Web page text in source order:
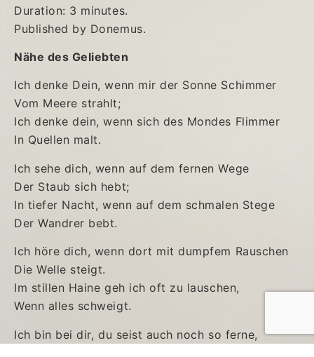
Duration: 3 minutes.
Published by Donemus.
Nähe des Geliebten
Ich denke Dein, wenn mir der Sonne Schimmer
Vom Meere strahlt;
Ich denke dein, wenn sich des Mondes Flimmer
In Quellen malt.
Ich sehe dich, wenn auf dem fernen Wege
Der Staub sich hebt;
In tiefer Nacht, wenn auf dem schmalen Stege
Der Wandrer bebt.
Ich höre dich, wenn dort mit dumpfem Rauschen
Die Welle steigt.
Im stillen Haine geh ich oft zu lauschen,
Wenn alles schweigt.
Ich bin bei dir, du seist auch noch so ferne,